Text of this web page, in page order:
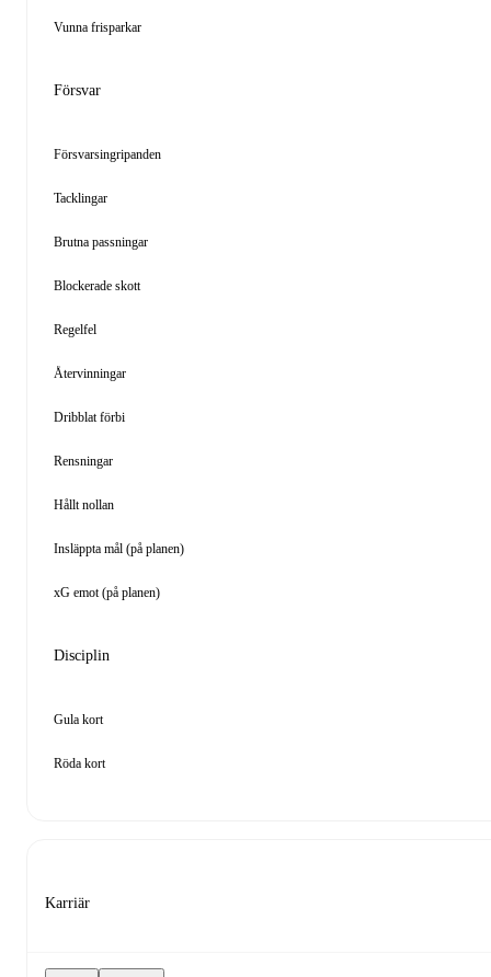
Vunna frisparkar
Försvar
Försvarsingripanden
Tacklingar
Brutna passningar
Blockerade skott
Regelfel
Återvinningar
Dribblat förbi
Rensningar
Hållt nollan
Insläppta mål (på planen)
xG emot (på planen)
Disciplin
Gula kort
Röda kort
Karriär